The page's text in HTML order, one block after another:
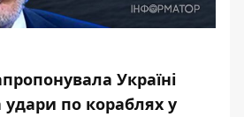
Україні
удари по кораблях у